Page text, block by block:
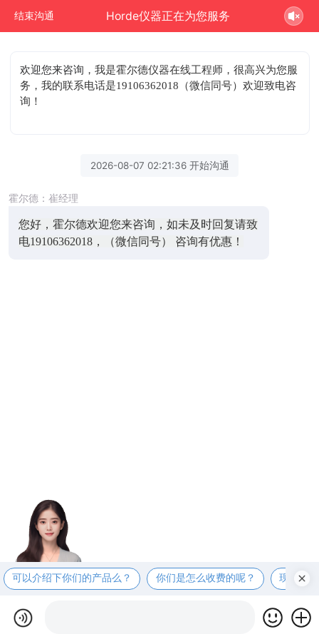
结束沟通 Horde仪器正在为您服务
欢迎您来咨询 ，我是霍尔德仪器在线工程师，很高兴为您服
务，我的联系电话是19106362018（微信同号）欢迎致电咨
询！
2026-08-07 02:21:36 开始沟通
霍尔德：崔经理
您好，霍尔德欢迎您来咨询，如未及时回复请致
电19106362018，（微信同号） 咨询有优惠！
可以介绍下你们的产品么？ 你们是怎么收费的呢？ 现在有